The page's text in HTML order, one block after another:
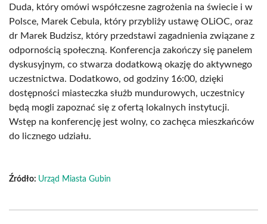
Duda, który omówi współczesne zagrożenia na świecie i w
Polsce, Marek Cebula, który przybliży ustawę OLiOC, oraz
dr Marek Budzisz, który przedstawi zagadnienia związane z
odpornością społeczną. Konferencja zakończy się panelem
dyskusyjnym, co stwarza dodatkową okazję do aktywnego
uczestnictwa. Dodatkowo, od godziny 16:00, dzięki
dostępności miasteczka służb mundurowych, uczestnicy
będą mogli zapoznać się z ofertą lokalnych instytucji.
Wstęp na konferencję jest wolny, co zachęca mieszkańców
do licznego udziału.
Źródło: Urząd Miasta Gubin